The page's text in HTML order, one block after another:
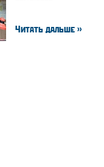
Читать дальше »